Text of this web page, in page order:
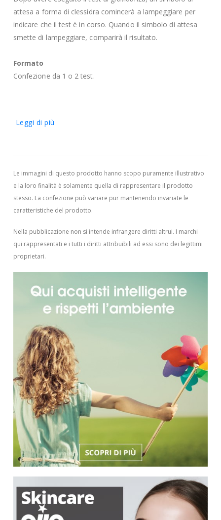
attesa a forma di clessidra comincerà a lampeggiare per
indicare che il test è in corso. Quando il simbolo di attesa
smette di lampeggiare, comparirà il risultato.
Formato
Confezione da 1 o 2 test.
Leggi di più
Le immagini di questo prodotto hanno scopo puramente illustrativo
e la loro finalità è solamente quella di rappresentare il prodotto
stesso. La confezione può variare pur mantenendo invariate le
caratteristiche del prodotto.
Nella pubblicazione non si intende infrangere diritti altrui. I marchi
qui rappresentati e i tutti i diritti attribuibili ad essi sono dei legittimi
proprietari.